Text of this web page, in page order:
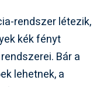
rendszer létezik,
kék fényt
Bár a
lehetnek, a